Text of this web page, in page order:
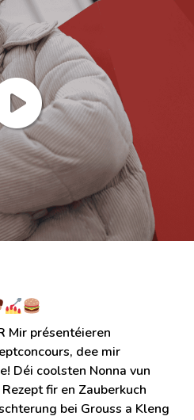
Mir présentéieren
dee mir
Déi coolsten Nonna vun
fir en Zauberkuch
bei Grouss a Kleng